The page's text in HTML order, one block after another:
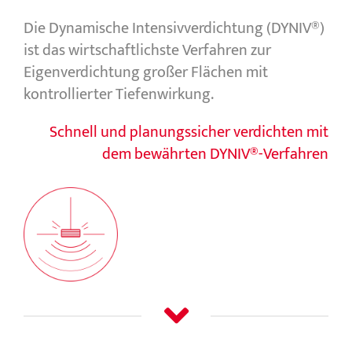
Die Dynamische Intensivverdichtung (DYNIV®)
ist das wirtschaftlichste Verfahren zur
Eigenverdichtung großer Flächen mit
kontrollierter Tiefenwirkung.
Schnell und planungssicher verdichten mit
dem bewährten DYNIV®-Verfahren